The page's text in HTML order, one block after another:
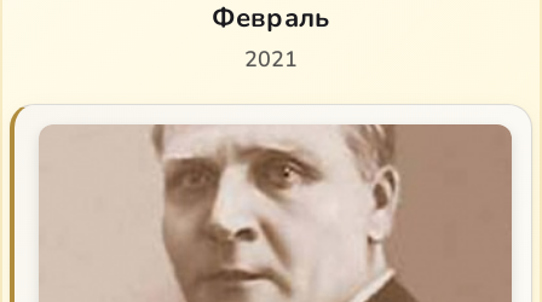
Февраль
2021